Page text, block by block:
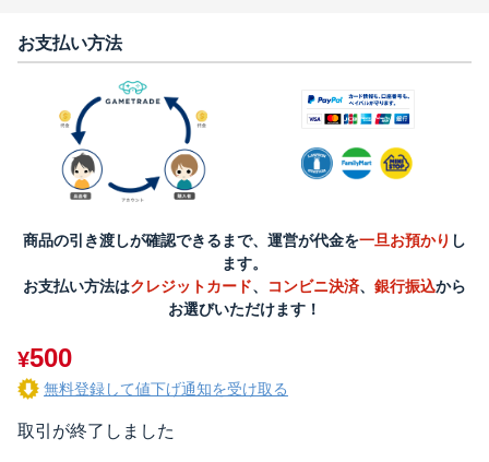
お支払い方法
商品の引き渡しが確認できるまで、運営が代金を一旦お預かり し
ます。
お支払い方法はクレジットカード、 コンビニ決済、 銀行振込から
お選びいただけます！
¥500
無料登録して値下げ通知を受け取る
取引が終了しました